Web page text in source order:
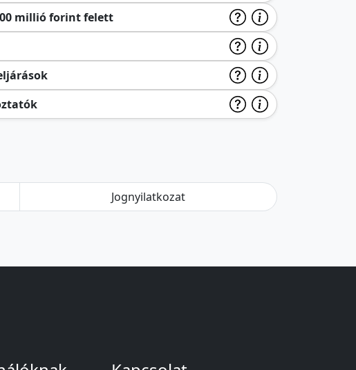
millió forint felett
Jognyilatkozat